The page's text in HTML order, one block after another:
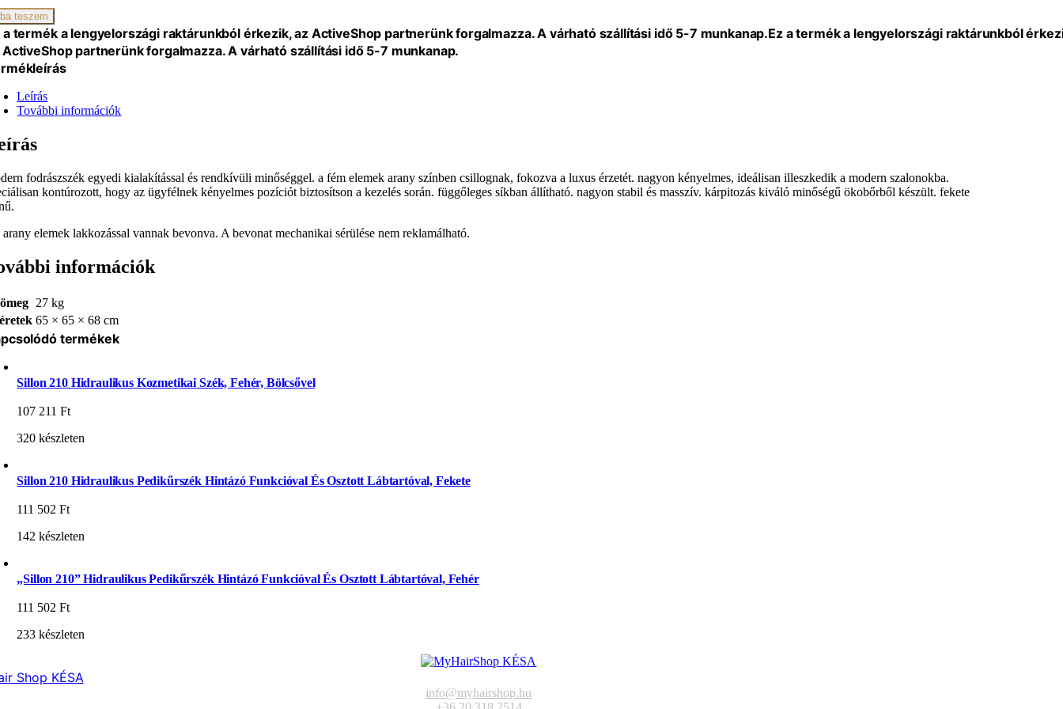
teszem
a termék a lengyelországi raktárunkból érkezik, az ActiveShop partnerünk forgalmazza. A várható szállítási idő 5-7 munkanap.Ez a termék a lengyelországi raktárunkból
ActiveShop partnerünk forgalmazza. A várható szállítási idő 5-7 munkanap.
Leírás
További információk
fodrászszék egyedi kialakítással és rendkívüli minőséggel. a fém elemek arany színben csillognak, fokozva a luxus érzetét. nagyon kényelmes, ideálisan illeszkedik a modern szalonokba.
kontúrozott, hogy az ügyfélnek kényelmes pozíciót biztosítson a kezelés során. függőleges síkban állítható. nagyon stabil és masszív. kárpitozás kiváló minőségű ökobőrből készült. fekete
elemek lakkozással vannak bevonva. A bevonat mechanikai sérülése nem reklamálható.
információk
27 kg
65 × 65 × 68 cm
termékek
Sillon 210 Hidraulikus Kozmetikai Szék, Fehér, Bölcsővel
107 211Ft
320 készleten
Sillon 210 Hidraulikus Pedikűrszék Hintázó Funkcióval És Osztott Lábtartóval, Fekete
111 502Ft
142 készleten
„Sillon 210” Hidraulikus Pedikűrszék Hintázó Funkcióval És Osztott Lábtartóval, Fehér
111 502Ft
233 készleten
Shop KÉSA
info@myhairshop.hu